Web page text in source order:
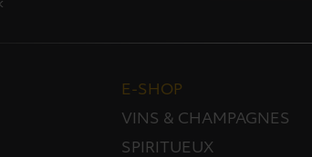
E-SHOP
VINS & CHAMPAGNES
SPIRITUEUX